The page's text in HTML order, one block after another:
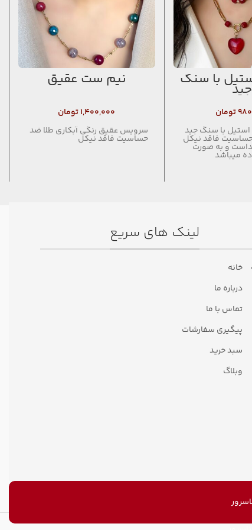
با سنگ
جید
تومان
استیل با سنگ جید
حساسیت فاقد نیکل
و به صورت
میباشد
نیم ست عقیق
۱,۴۰۰,۰۰۰تومان
سرویس عقیق رنگی آبکاری طلا ضد
حساسیت فاقد نیکل
لینک های سریع
خانه
درباره ما
تماس با ما
پیگیری سفارشات
سبد خرید
وبلاگ